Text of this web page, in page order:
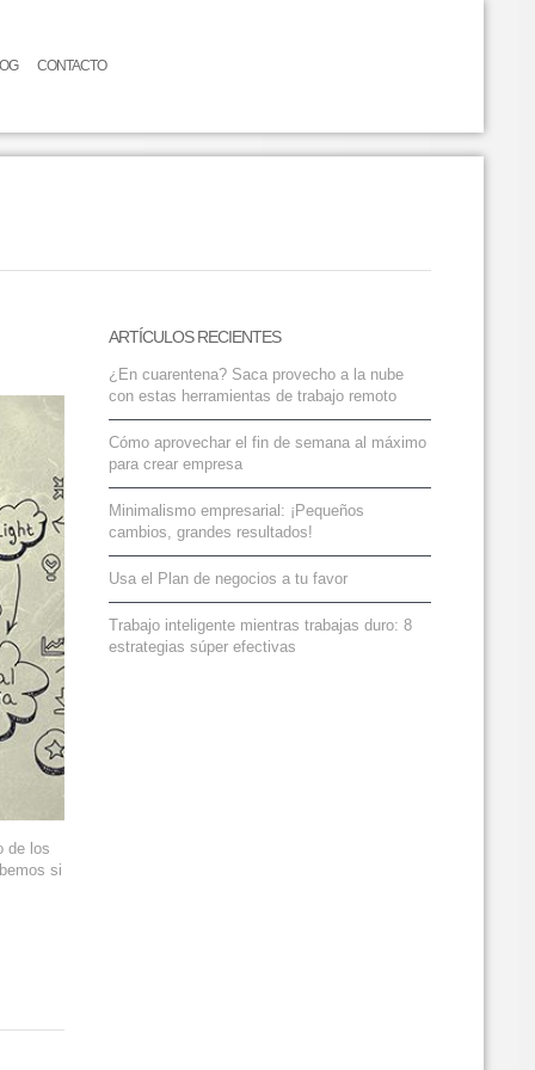
CONTACTO
de los
si
ARTÍCULOS RECIENTES
¿En cuarentena? Saca provecho a la nube
con estas herramientas de trabajo remoto
Cómo aprovechar el fin de semana al máximo
para crear empresa
Minimalismo empresarial: ¡Pequeños
cambios, grandes resultados!
Usa el Plan de negocios a tu favor
Trabajo inteligente mientras trabajas duro: 8
estrategias súper efectivas